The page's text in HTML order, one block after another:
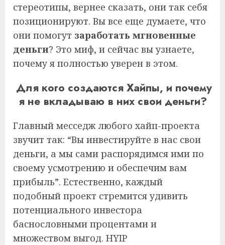
стереотипы, вернее сказать, они так себя
позиционируют. Вы все еще думаете, что
они помогут заработать мгновенные
деньги? Это миф, и сейчас вы узнаете,
почему я полностью уверен в этом.
Для кого создаются Хайпы, и почему
я не вкладываю в них свои деньги?
Главный месседж любого хайп-проекта
звучит так: “Вы инвестируйте в нас свои
деньги, а мы сами распорядимся ими по
своему усмотрению и обеспечим вам
прибыль”. Естественно, каждый
подобный проект стремится удивить
потенциального инвестора
баснословными процентами и
множеством выгод. HYIP